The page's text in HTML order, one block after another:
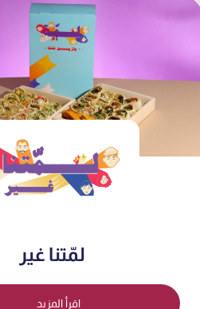
لمّتنا غير
اقرأ المزيد